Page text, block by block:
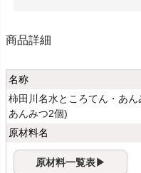
商品詳細
名称
柿田川名水ところてん・あん
あんみつ2個)
原材料名
原材料一覧表▶